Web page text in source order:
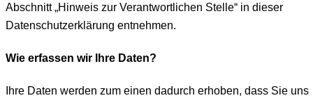
Abschnitt „Hinweis zur Verantwortlichen Stelle“ in dieser
Datenschutzerklärung entnehmen.
Wie erfassen wir Ihre Daten?
Ihre Daten werden zum einen dadurch erhoben, dass Sie uns